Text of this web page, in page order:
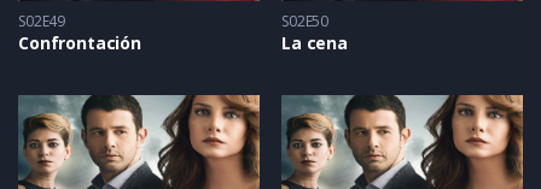
S02E49
Confrontación
S02E50
La cena